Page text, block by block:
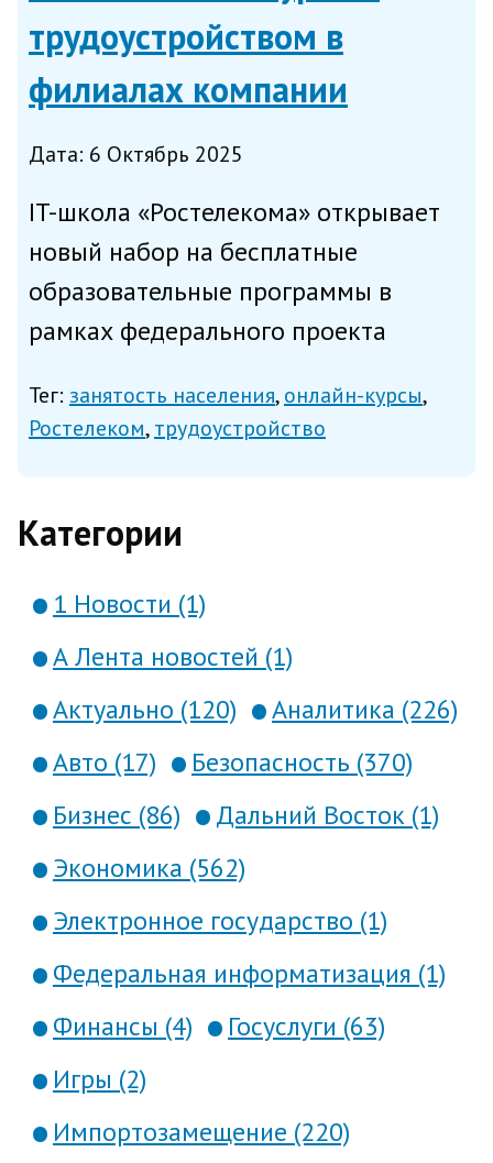
трудоустройством в
филиалах компании
Дата: 6 Октябрь 2025
IT-школа «Ростелекома» открывает
новый набор на бесплатные
образовательные программы в
рамках федерального проекта
занятости»: для выпускников IT-
курсов доступно свыше 1200
всей России, сообща...
Тег: занятость населения онлайн-курсы
Ростелеком трудоустройство
Категории
1 Новости (1)
А Лента новостей (1)
Актуально (120)
Аналитика (226)
Авто (17)
Безопасность (370)
Бизнес (86)
Дальний Восток (1)
Экономика (562)
Электронное государство (1)
Федеральная информатизация (1)
Финансы (4)
Госуслуги (63)
Игры (2)
Импортозамещение (220)